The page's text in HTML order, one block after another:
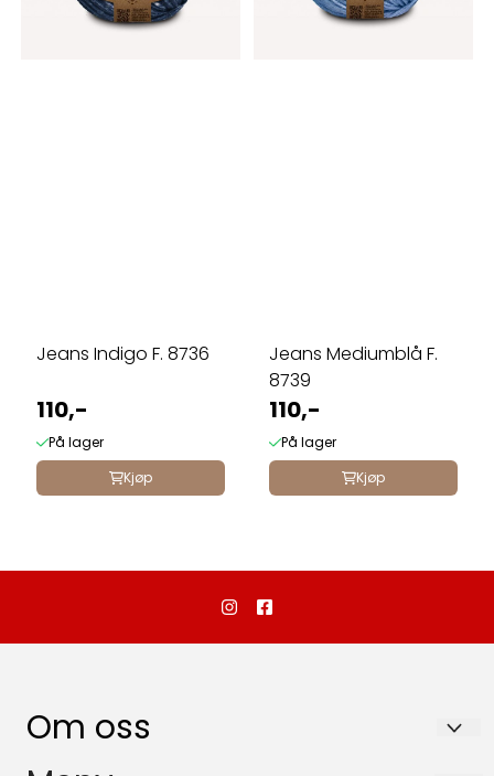
Jeans Indigo F. 8736
110,-
På lager
Kjøp
Jeans Mediumblå F.
8739
110,-
På lager
Kjøp
Om oss
Dalebutikken as